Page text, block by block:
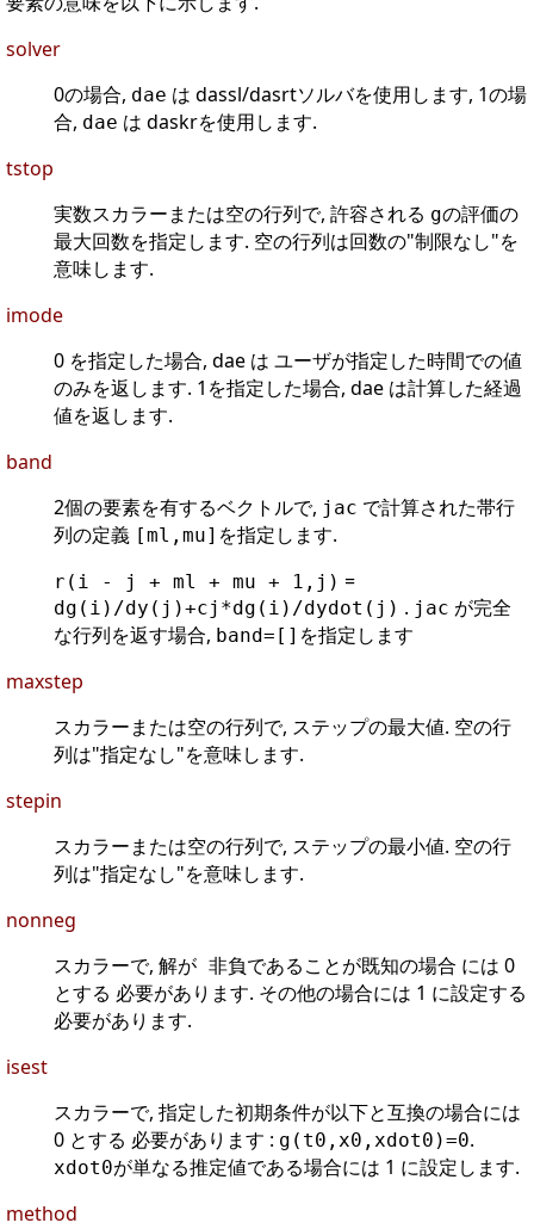
solver
0の場合, dae は dassl/dasrtソルバを使用します, 1の場
合, dae は daskrを使用します.
tstop
実数スカラーまたは空の行列で, 許容される gの評価の
最大回数を指定します. 空の行列は回数の"制限なし"を
意味します.
imode
0 を指定した場合, dae は ユーザが指定した時間での値
のみを返します. 1を指定した場合, dae は計算した経過
値を返します.
band
2個の要素を有するベクトルで, jac で計算された帯行
列の定義 [ml,mu] を指定します.
r(i - j + ml + mu + 1,j) =
dg(i)/dy(j)+cj*dg(i)/dydot(j) . jac が完全
な行列を返す場合, band=[] を指定します
maxstep
スカラーまたは空の行列で, ステップの最大値. 空の行
列は"指定なし"を意味します.
stepin
スカラーまたは空の行列で, ステップの最小値. 空の行
列は"指定なし"を意味します.
nonneg
スカラーで, 解が 非負であることが既知の場合 には 0
とする 必要があります. その他の場合には 1 に設定する
必要があります.
isest
スカラーで, 指定した初期条件が以下と互換の場合には
0 とする 必要があります : g(t0,x0,xdot0)=0.
xdot0が単なる推定値である場合には 1 に設定します.
method